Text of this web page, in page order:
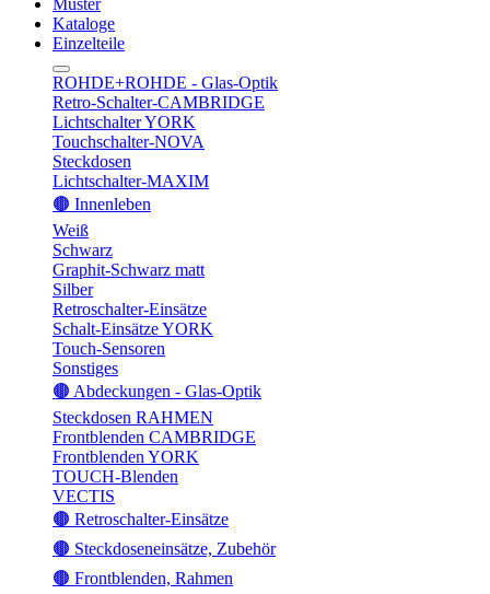
Muster
Kataloge
Einzelteile
ROHDE+ROHDE - Glas-Optik
Retro-Schalter-CAMBRIDGE
Lichtschalter YORK
Touchschalter-NOVA
Steckdosen
Lichtschalter-MAXIM
🟤 Innenleben
Weiß
Schwarz
Graphit-Schwarz matt
Silber
Retroschalter-Einsätze
Schalt-Einsätze YORK
Touch-Sensoren
Sonstiges
🟤 Abdeckungen - Glas-Optik
Steckdosen RAHMEN
Frontblenden CAMBRIDGE
Frontblenden YORK
TOUCH-Blenden
VECTIS
🟤 Retroschalter-Einsätze
🟤 Steckdoseneinsätze, Zubehör
🟤 Frontblenden, Rahmen